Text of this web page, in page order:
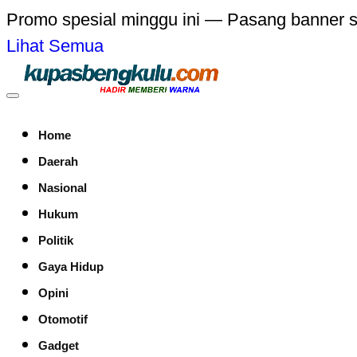
Promo spesial minggu ini — Pasang banner
Lihat Semua
Home
Daerah
Nasional
Hukum
Politik
Gaya Hidup
Opini
Otomotif
Gadget